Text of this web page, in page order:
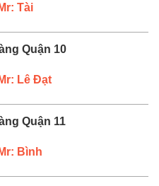
Mr: Tài
Quận 10
Mr: Lê Đạt
Quận 11
Mr: Bình